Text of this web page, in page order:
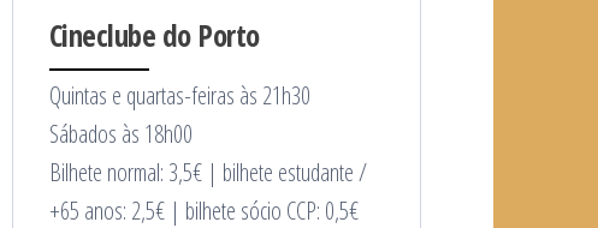
Cineclube do Porto
Quintas e quartas-feiras às 21h30
Sábados às 18h00
Bilhete normal: 3,5€ | bilhete estudante /
+65 anos: 2,5€ | bilhete sócio CCP: 0,5€